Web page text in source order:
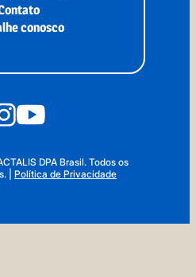
conosco
DPA Brasil. Todos os
Política de Privacidade